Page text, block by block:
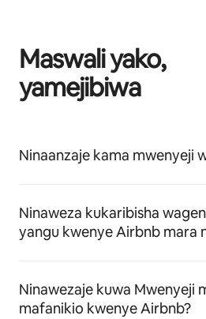
Maswali yako,
yamejibiwa
Ninaanzaje kama mwenyeji
Ninaweza kukaribisha
yangu kwenye Airbnb mara
Ninawezaje kuwa Mwenyeji
mafanikio kwenye Airbnb?